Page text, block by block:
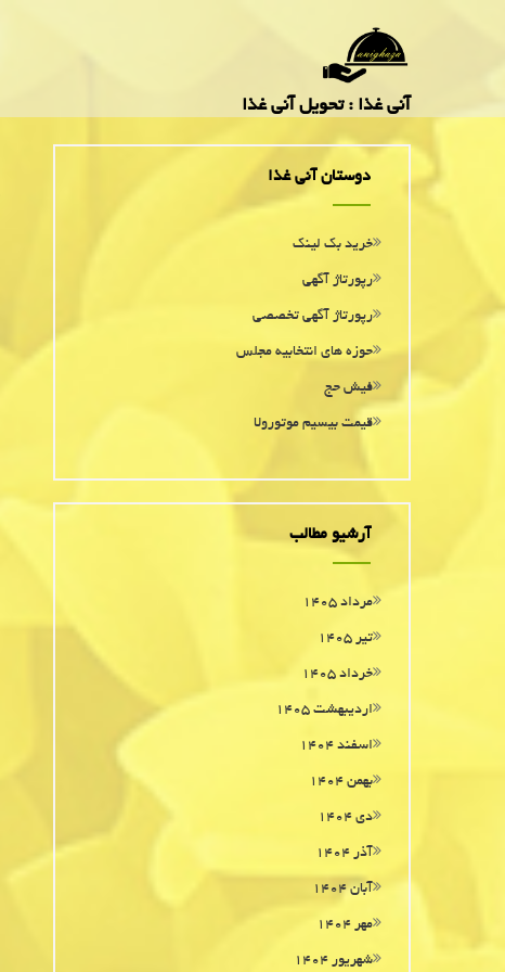
آنی غذا : تحویل آنی غذا
دوستان آنی غذا
خرید بک لینک
رپورتاژ آگهی
رپورتاژ آگهی تخصصی
حوزه های انتخابیه مجلس
فیش حج
قیمت بیسیم موتورولا
آرشیو مطالب
مرداد ۱۴۰۵
تیر ۱۴۰۵
خرداد ۱۴۰۵
اردیبهشت ۱۴۰۵
اسفند ۱۴۰۴
بهمن ۱۴۰۴
دی ۱۴۰۴
آذر ۱۴۰۴
آبان ۱۴۰۴
مهر ۱۴۰۴
شهریور ۱۴۰۴